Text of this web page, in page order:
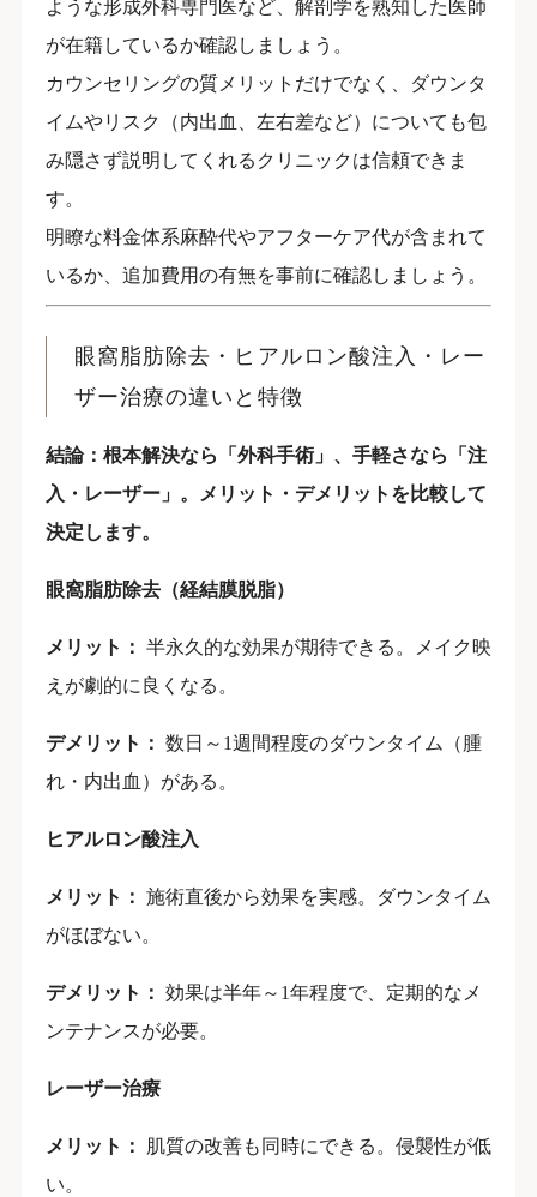
ような形成外科専門医など、解剖学を熟知した医師
が在籍しているか確認しましょう。
カウンセリングの質メリットだけでなく、ダウンタ
イムやリスク（内出血、左右差など）についても包
み隠さず説明してくれるクリニックは信頼できま
す。
明瞭な料金体系麻酔代やアフターケア代が含まれて
いるか、追加費用の有無を事前に確認しましょう。
眼窩脂肪除去・ヒアルロン酸注入・レー
ザー治療の違いと特徴
結論：根本解決なら「外科手術」、手軽さなら「注
入・レーザー」。メリット・デメリットを比較して
決定します。
眼窩脂肪除去（経結膜脱脂）
メリット： 半永久的な効果が期待できる。メイク映
えが劇的に良くなる。
デメリット： 数日～1週間程度のダウンタイム（腫
れ・内出血）がある。
ヒアルロン酸注入
メリット： 施術直後から効果を実感。ダウンタイム
がほぼない。
デメリット： 効果は半年～1年程度で、定期的なメ
ンテナンスが必要。
レーザー治療
メリット：
肌質の改善も同時にできる。侵襲性が低
い。